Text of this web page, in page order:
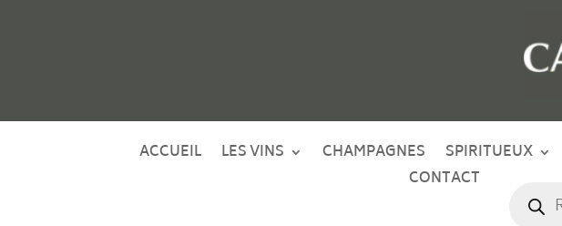
ACCUEIL LES VINS CHAMPAGNES SPIRITUEUX
CONTACT
produits